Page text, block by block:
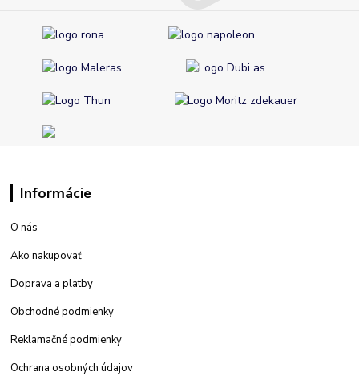
Informácie
O nás
Ako nakupovať
Doprava a platby
Obchodné podmienky
Reklamačné podmienky
Ochrana osobných údajov